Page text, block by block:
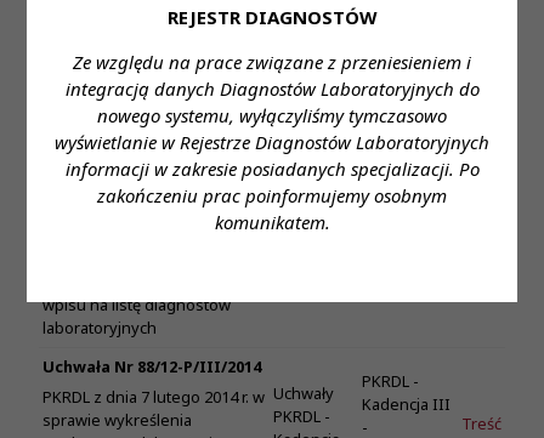
REJESTR DIAGNOSTÓW
Ze względu na prace związane z przeniesieniem i
integracją danych Diagnostów Laboratoryjnych do
nowego systemu, wyłączyliśmy tymczasowo
wyświetlanie w Rejestrze Diagnostów Laboratoryjnych
informacji w zakresie posiadanych specjalizacji. Po
zakończeniu prac poinformujemy osobnym
komunikatem.
dnia 1 grudnia 2010 rokuw
sprawie stwierdzenia Prawa
Wykonywania Zawodu
Diagnosty Laboratoryjnego
PKRDL -
II
Kadencja II -
XLIV
Uchwała Nr 88-P/II/2010
Prezydium Krajowej Rady
Diagnostów Laboratoryjnych z
dnia 1 grudnia 2010 roku w
sprawie stwierdzenia Prawa
wpisu na listę diagnostów
laboratoryjnych
Uchwały
PKRDL -
PKRDL -
Uchwała Nr 88/12-P/III/2014
PKRDL z dnia 7 lutego 2014 r. w
sprawie wykreślenia
Uchwały
PKRDL -
PKRDL -
Kadencja III
-
Treść